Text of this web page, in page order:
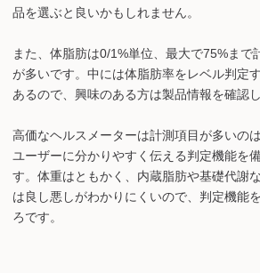
品を選ぶと良いかもしれません。
また、体脂肪は0/1%単位、最大で75%まで
が多いです。中には体脂肪率をレベル判定
あるので、興味のある方は製品情報を確認
高価なヘルスメーターは計測項目が多いの
ユーザーに分かりやすく伝える判定機能を
す。体重はともかく、内蔵脂肪や基礎代謝
は良し悪しがわかりにくいので、判定機能
ろです。